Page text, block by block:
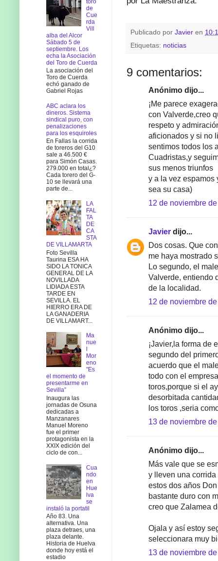
Publicado por Javier en
Etiquetas: noticias
9 comentarios:
Anónimo dijo...
¡Me parece
con Valverde,creo
respeto y
aficionados y si no
sentimos todos los
Cuadristas,y
sus menos triunfos
y a la vez espamos
sea su casa)
12 de noviembre
Javier dijo...
Dos cosas. Que
me haya mostrado
Lo segundo, el
Valverde, entiendo
de la localidad.
12 de noviembre
Anónimo dijo...
¡Javier,la forma de
segundo del
acuerdo que el
todo con el
toros,porque si el
desorbitada
los toros ,seria
13 de noviembre
Anónimo dijo...
Más vale que se
y lleven una
estos dos años
bastante duro con
creo que Zalamea
Ojala y así estoy
seleccionara muy
13 de noviembre
toro
de
Cue
rda
Vill
alba del Alcor
Sábado 5 de
septiembre. Los
echa la Asociación
del Toro de Cuerda
La asociación del
Toro de Cuerda
echó ganado de
Gabriel Rojas
ABC aclara los
dineros. Sistema
sindical puro, con
penalizaciones
para los esquiroles
En Fallas la corrida
de toreros del G10
sale a 46.500 €
para Simón Casas.
279.000 en total¿?
Cada torero del G-
10 se llevará una
parte de...
LA
FAL
TA
DE
CA
STA
DE VILLAMARTA
Foto Sevilla
Taurina ESA HA
SIDO LA TONICA
GENERAL DE LA
NOVILLADA
LIDIADA ESTA
TARDE EN
SEVILLA. EL
HIERRO ERA DE
LA GANADERIA
DE VILLAMART...
Ma
nue
Mor
eno
"Es
el momento de
presentarme en
Sevilla”
Inaugura las
jornadas de Osuna
dedicadas a
Manzanares
Manuel Moreno
fue el primer
protagonista en la
XXIX edición del
ciclo de con...
Cua
ndo
en
Hue
lva
se
instaló la portatil
Año 83. Una
alternativa. Una
plaza detraes, una
plaza delante.
Historia de Huelva
donde hoy está el
estadio